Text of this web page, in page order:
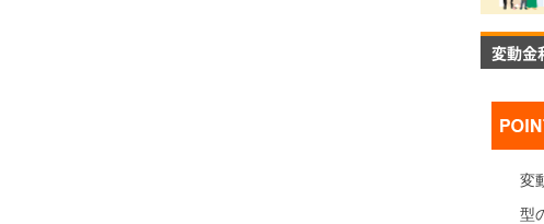
変動金
変
型